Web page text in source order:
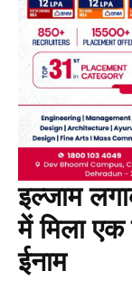
इल्जाम
में मिला
ईनाम